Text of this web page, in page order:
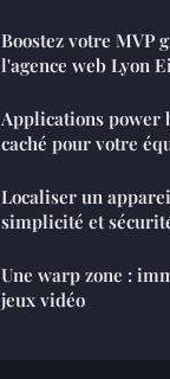
Boostez votre MVP
l'agence web Lyon
Applications power
caché pour votre
Localiser un
simplicité et
Une warp zone :
jeux vidéo